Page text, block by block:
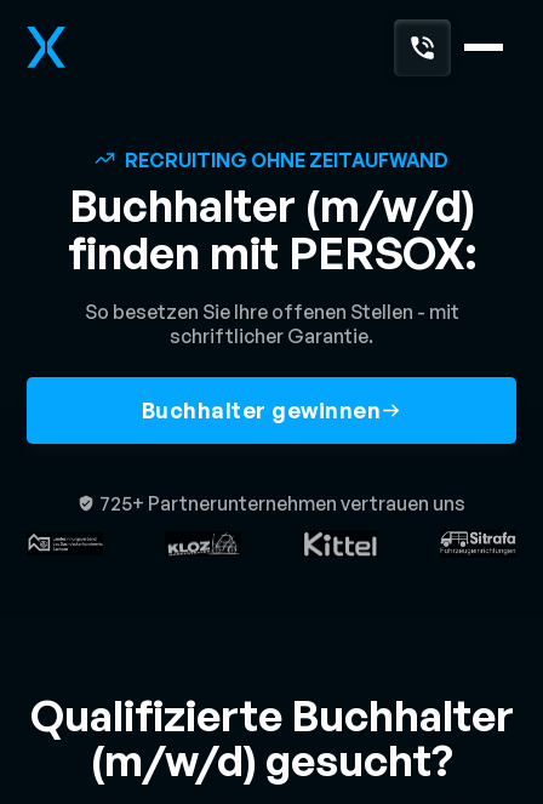
RECRUITING OHNE ZEITAUFWAND
Buchhalter (m/w/d)
finden mit PERSOX:
So besetzen Sie Ihre offenen Stellen - mit
schriftlicher Garantie.
Buchhalter gewinnen
725+ Partnerunternehmen vertrauen uns
Qualifizierte Buchhalter
(m/w/d) gesucht?